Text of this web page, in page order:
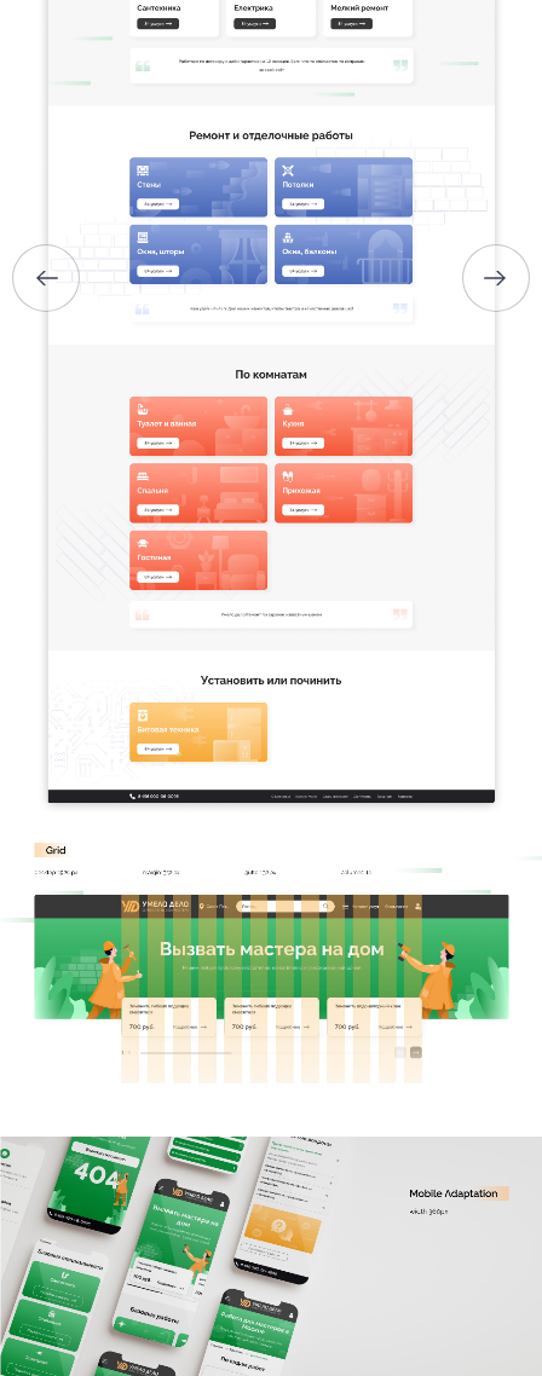
ГЛАВНАЯ
УСЛУГИ
ПОРТФОЛИО
БРИФЫ
КАРЬЕРА
КОНТАКТЫ